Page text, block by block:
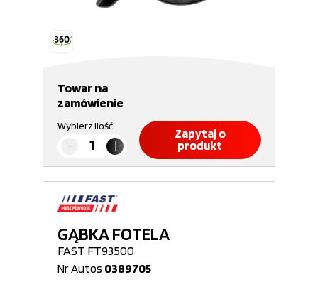
Towar na
zamówienie
Wybierz ilość
Zapytaj o
produkt
GĄBKA FOTELA
FAST FT93500
Nr Autos 0389705